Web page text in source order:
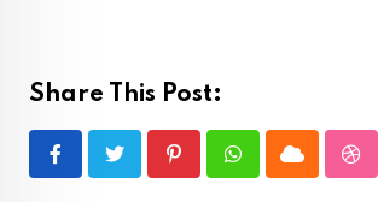
Share This Post:
PinterestWhatsappCloud